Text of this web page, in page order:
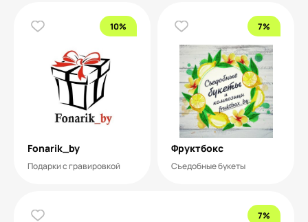
10%
Fonarik_by
Подарки с гравировкой
7%
Фруктбокс
Съедобные букеты
7%